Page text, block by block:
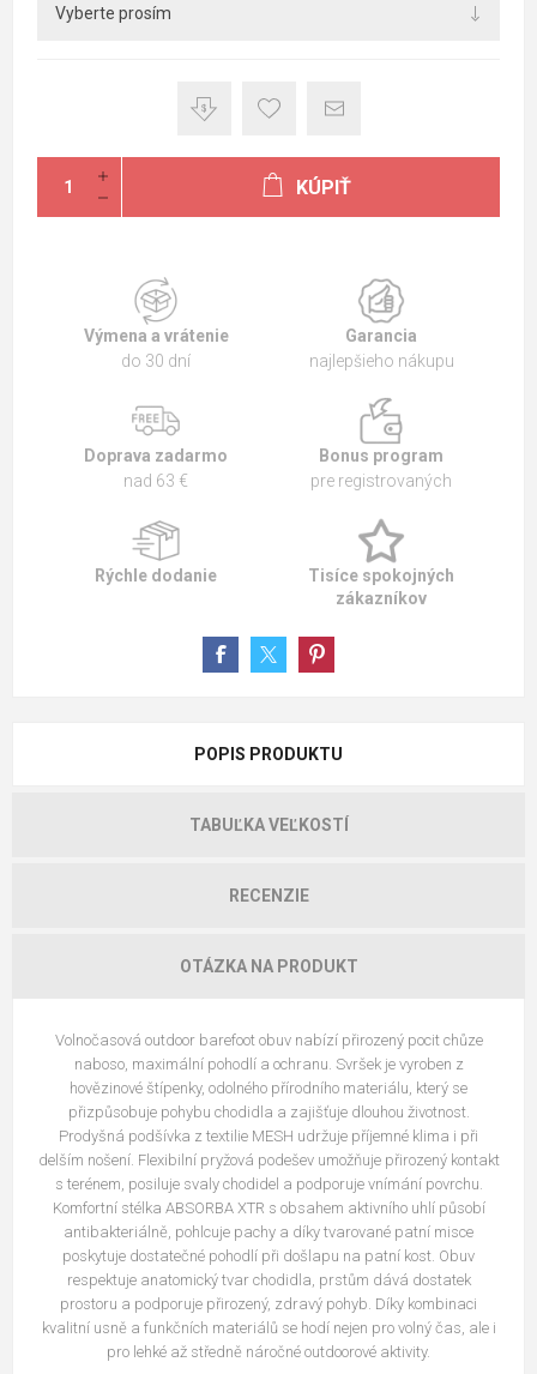
KÚPIŤ
Výmena a vrátenie
do 30 dní
Garancia
najlepšieho nákupu
Doprava zadarmo
nad 63 €
Bonus program
pre registrovaných
Rýchle dodanie
Tisíce spokojných
zákazníkov
POPIS PRODUKTU
TABUĽKA VEĽKOSTÍ
RECENZIE
OTÁZKA NA PRODUKT
Volnočasová outdoor barefoot obuv nabízí přirozený pocit chůze
naboso, maximální pohodlí a ochranu. Svršek je vyroben z
hovězinové štípenky, odolného přírodního materiálu, který se
přizpůsobuje pohybu chodidla a zajišťuje dlouhou životnost.
Prodyšná podšívka z textilie MESH udržuje příjemné klima i při
delším nošení. Flexibilní pryžová podešev umožňuje přirozený kontakt
s terénem, posiluje svaly chodidel a podporuje vnímání povrchu.
Komfortní stélka ABSORBA XTR s obsahem aktivního uhlí působí
antibakteriálně, pohlcuje pachy a díky tvarované patní misce
poskytuje dostatečné pohodlí při došlapu na patní kost. Obuv
respektuje anatomický tvar chodidla, prstům dává dostatek
prostoru a podporuje přirozený, zdravý pohyb. Díky kombinaci
kvalitní usně a funkčních materiálů se hodí nejen pro volný čas, ale i
pro lehké až středně náročné outdoorové aktivity.